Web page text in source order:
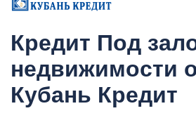
Кредит Под
недвижимости
Кубань Кредит